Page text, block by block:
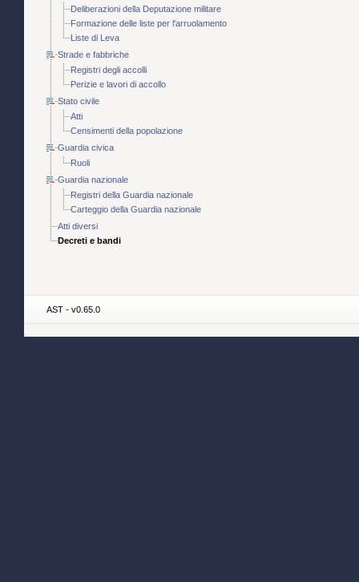
Deliberazioni della Deputazione militare
Formazione delle liste per l'arruolamento
Liste di Leva
Strade e fabbriche
Registri degli accolli
Perizie e lavori di accollo
Stato civile
Atti
Censimenti della popolazione
Guardia civica
Ruoli
Guardia nazionale
Registri della Guardia nazionale
Carteggio della Guardia nazionale
Atti diversi
Decreti e bandi
AST - v0.65.0